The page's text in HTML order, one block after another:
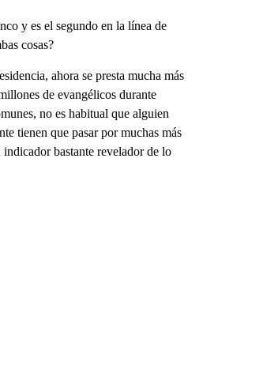
y es el segundo en la línea de
cosas?
ahora se presta mucha más
de evangélicos durante
no es habitual que alguien
tienen que pasar por muchas más
bastante revelador de lo